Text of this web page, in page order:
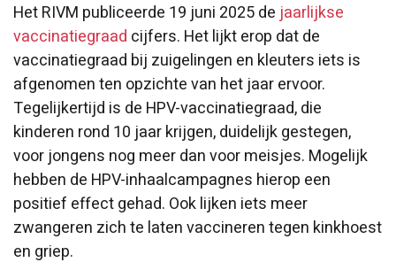
Het RIVM publiceerde 19 juni 2025 de jaarlijkse
vaccinatiegraad cijfers. Het lijkt erop dat de
vaccinatiegraad bij zuigelingen en kleuters iets is
afgenomen ten opzichte van het jaar ervoor.
Tegelijkertijd is de HPV-vaccinatiegraad, die
kinderen rond 10 jaar krijgen, duidelijk gestegen,
voor jongens nog meerdanvoor meisjes. Mogelijk
hebben de HPV-inhaalcampagnes hierop een
positief effect gehad. Ook lijken iets meer
zwangeren zich te laten vaccineren tegen kinkhoest
en griep.